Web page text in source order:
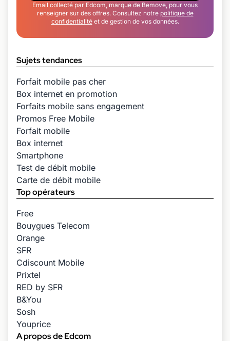
Email collecté par Edcom, marque de Bemove, pour vous
renseigner sur des offres. Consultez notre politique de
confidentialitéet de gestion de vos données.
Sujets tendances
Forfait mobile pas cher
Box internet en promotion
Forfaits mobile sans engagement
Promos Free Mobile
Forfait mobile
Box internet
Smartphone
Test de débit mobile
Carte de débit mobile
Top opérateurs
Free
Bouygues Telecom
Orange
SFR
Cdiscount Mobile
Prixtel
RED by SFR
B&You
Sosh
Youprice
A propos de Edcom